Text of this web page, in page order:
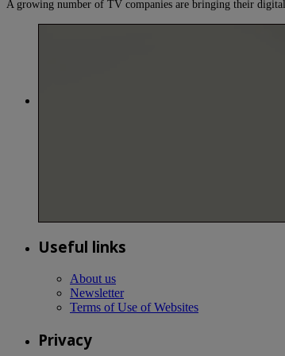
A growing number of TV companies are bringing their
Useful links
About us
Newsletter
Terms of Use of Websites
Privacy